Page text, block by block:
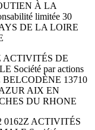
À LA
limitée 30
DE LA LOIRE
ACTIVITÉS DE
Société par actions
BELCODÈNE 13710
AIX EN
DU RHONE
0162Z ACTIVITÉS